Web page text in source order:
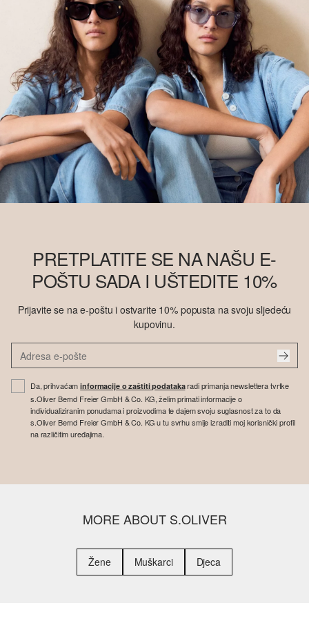
PRETPLATITE SE NA NAŠU E-
POŠTU SADA I UŠTEDITE 10%
Prijavite se na e-poštu i ostvarite 10% popusta na svoju sljedeću
kupovinu.
Da, prihvaćaminformacije o zaštiti podatakaradi primanja newslettera tvrtke
s.Oliver Bernd Freier GmbH & Co. KG, želim primati informacije o
individualiziranim ponudama i proizvodima te dajem svoju suglasnost za to da
s.Oliver Bernd Freier GmbH & Co. KG u tu svrhu smije izraditi moj korisnički profil
na različitim uređajima.
MORE ABOUT S.OLIVER
Žene Muškarci Djeca